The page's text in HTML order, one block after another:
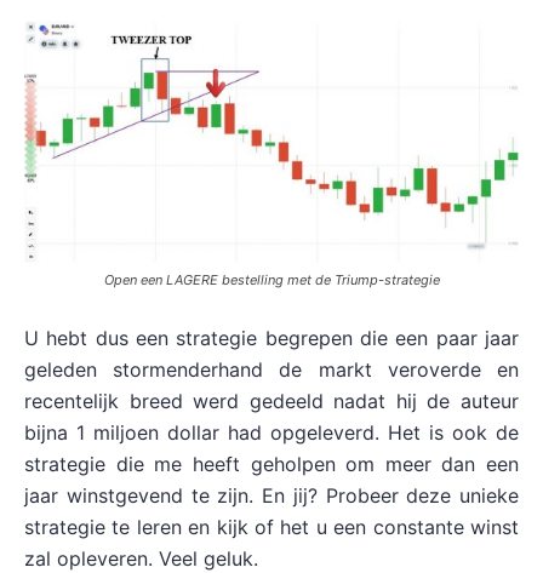
Open een LAGERE bestelling met de Triump-strategie
U hebt dus een strategie begrepen die een paar jaar
geleden stormenderhand de markt veroverde en
recentelijk breed werd gedeeld nadat hij de auteur
bijna 1 miljoen dollar had opgeleverd. Het is ook de
strategie die me heeft geholpen om meer dan een
jaar winstgevend te zijn. En jij? Probeer deze unieke
strategie te leren en kijk of het u een constante winst
zal opleveren. Veel geluk.